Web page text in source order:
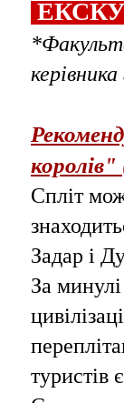
королів"
Спліт
Задар і
За
туристів